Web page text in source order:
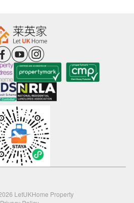
LetUKHome Property